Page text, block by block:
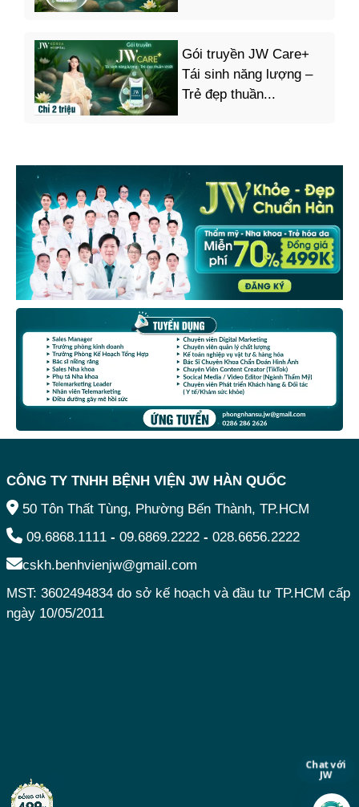
Gói truyền JW Care+
Tái sinh năng lượng –
Trẻ đẹp thuần...
Chat với
JW
CÔNG TY TNHH BỆNH VIỆN JW HÀN QUỐC
50 Tôn Thất Tùng, Phường Bến Thành, TP.HCM
09.6868.1111 - 09.6869.2222 - 028.6656.2222
cskh.benhvienjw@gmail.com
MST: 3602494834 do sở kế hoạch và đầu tư TP.HCM cấp
ngày 10/05/2011